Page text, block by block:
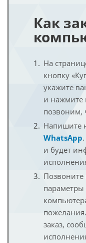
Как
На
кнопку
укажите
и нажмите
позвоним,
Напишите
WhatsApp
и будет
Позвоните
заказ,